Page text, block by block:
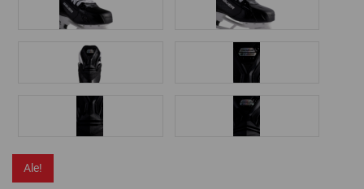
Ale!